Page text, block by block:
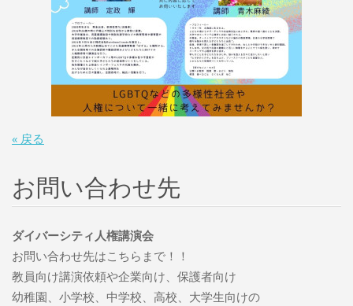
« 戻る
お問い合わせ先
ダイバーシティ人権講演会
お問い合わせ先はこちらまで！！
教員向け講演依頼や企業向け、保護者向け
幼稚園、小学校、中学校、高校、大学生向けの